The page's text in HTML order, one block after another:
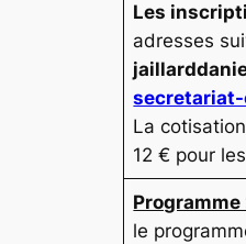
Les
adresses
La
12 € pour
le